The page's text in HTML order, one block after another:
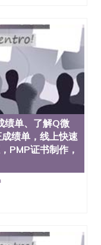
绩单、了解Q微
绩单，线上快速
PMP证书制作，